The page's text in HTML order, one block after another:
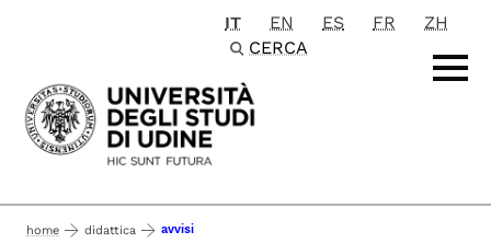
Passa al contenuto principale
IT EN ES FR
ZH
CERCA
home didattica avvisi